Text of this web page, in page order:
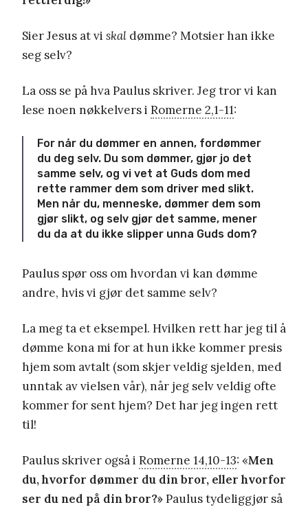
Sier Jesus at vi skal dømme? Motsier han ikke
seg selv?
La oss se på hva Paulus skriver. Jeg tror vi kan
lese noen nøkkelvers i Romerne 2,1-11:
For når du dømmer en annen, fordømmer
du deg selv. Du som dømmer, gjør jo det
samme selv, og vi vet at Guds dom med
rette rammer dem som driver med slikt.
Men når du, menneske, dømmer dem som
gjør slikt, og selv gjør det samme, mener
du da at du ikke slipper unna Guds dom?
Paulus spør oss om hvordan vi kan dømme
andre, hvis vi gjør det samme selv?
La meg ta et eksempel. Hvilken rett har jeg til å
dømme kona mi for at hun ikke kommer presis
hjem som avtalt (som skjer veldig sjelden, med
unntak av vielsen vår), når jeg selv veldig ofte
kommer for sent hjem? Det har jeg ingen rett
til!
Paulus skriver også i Romerne 14,10-13: «Men
du, hvorfor dømmer du din bror, eller hvorfor
ser du ned på din bror?»Paulus tydeliggjør så